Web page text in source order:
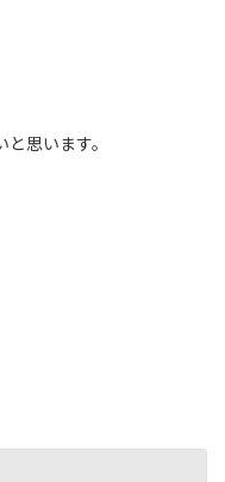
思います。